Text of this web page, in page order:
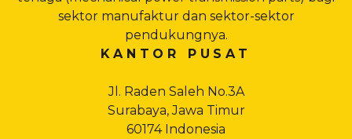
sektor manufaktur dan sektor-sektor
pendukungnya.
KANTOR PUSAT
Jl. Raden Saleh No.3A
Surabaya, Jawa Timur
60174 Indonesia